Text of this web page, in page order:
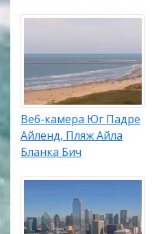
Веб-камера Юг Падре
Айленд, Пляж Айла
Бланка Бич